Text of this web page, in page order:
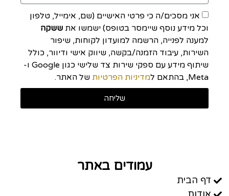
אני מסכים/ה כי פרטי האישיים (שם, אימייל, טלפון
וכל מידע נוסף שיימסר בטופס) ישמשו את ששקה
למענה לפנייה, הרשמה למועדון לקוחות, שיפור
השירות, עיבוד הזמנה/בקשה, שיווק אישי ודיוור, כולל
שיתוף מידע עם ספקי שירות צד שלישי כגון Google ו-
Meta, בהתאם ל
מדיניות הפרטיות של האתר.
שליחה
עמודים באתר
דף הבית